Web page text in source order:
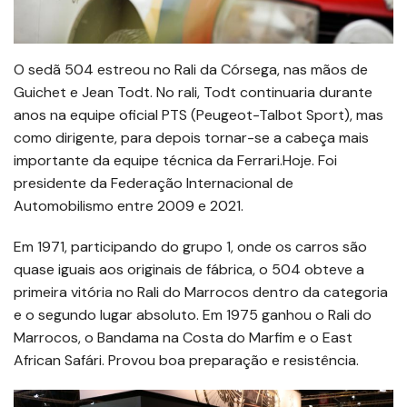
O sedã 504 estreou no Rali da Córsega, nas mãos de
Guichet e Jean Todt. No rali, Todt continuaria durante
anos na equipe oficial PTS (Peugeot-Talbot Sport), mas
como dirigente, para depois tornar-se a cabeça mais
importante da equipe técnica da Ferrari.Hoje. Foi
presidente da Federação Internacional de
Automobilismo entre 2009 e 2021.
Em 1971, participando do grupo 1, onde os carros são
quase iguais aos originais de fábrica, o 504 obteve a
primeira vitória no Rali do Marrocos dentro da categoria
e o segundo lugar absoluto. Em 1975 ganhou o Rali do
Marrocos, o Bandama na Costa do Marfim e o East
African Safári. Provou boa preparação e resistência.